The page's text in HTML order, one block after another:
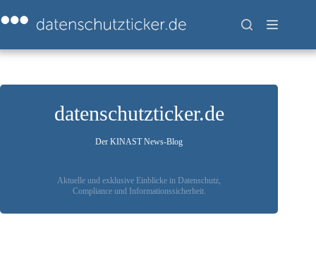
Inhalt
springen
datenschutzticker.de
Der KINAST News-Blog
Aktuelle und exklusive Einblicke in Datenschutz,
Compliance und Informationssicherheit.